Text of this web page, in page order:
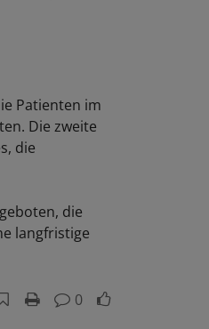
Patienten im
Die zweite
die
die
langfristige
0